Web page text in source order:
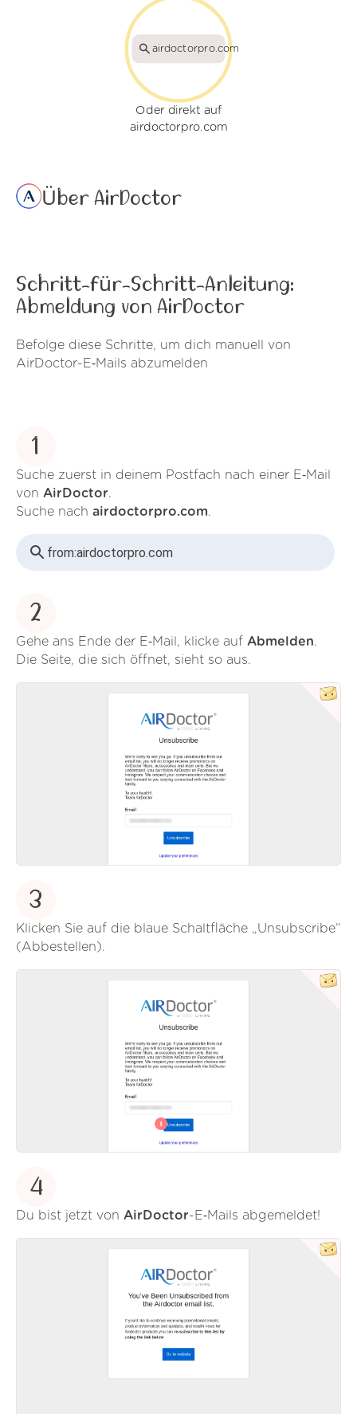
airdoctorpro.com
Oder direkt auf
airdoctorpro.com
Über AirDoctor
Schritt-für-Schritt-Anleitung:
Abmeldung von AirDoctor
Befolge diese Schritte, um dich manuell von
AirDoctor-E‑Mails abzumelden
1
Suche zuerst in deinem Postfach nach einer E‑Mail
von AirDoctor.
Suche nach airdoctorpro.com.
from:airdoctorpro.com
2
Gehe ans Ende der E‑Mail, klicke auf Abmelden.
Die Seite, die sich öffnet, sieht so aus.
3
Klicken Sie auf die blaue Schaltfläche „Unsubscribe“
(Abbestellen).
4
Du bist jetzt von AirDoctor-E‑Mails abgemeldet!